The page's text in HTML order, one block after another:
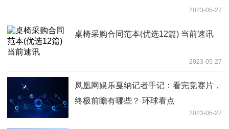
2023-05-27
桌椅采购合同范本(优选12篇) 当前速讯
2023-05-27
凤凰网娱乐戛纳记者手记：看完竞赛片，
终极前瞻有哪些？ 环球看点
2023-05-27